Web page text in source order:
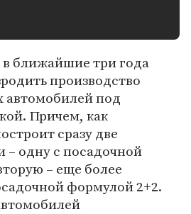
ближайшие три года
производство
автомобилей под
Причем, как
сразу две
одну с посадочной
– еще более
формулой 2+2.